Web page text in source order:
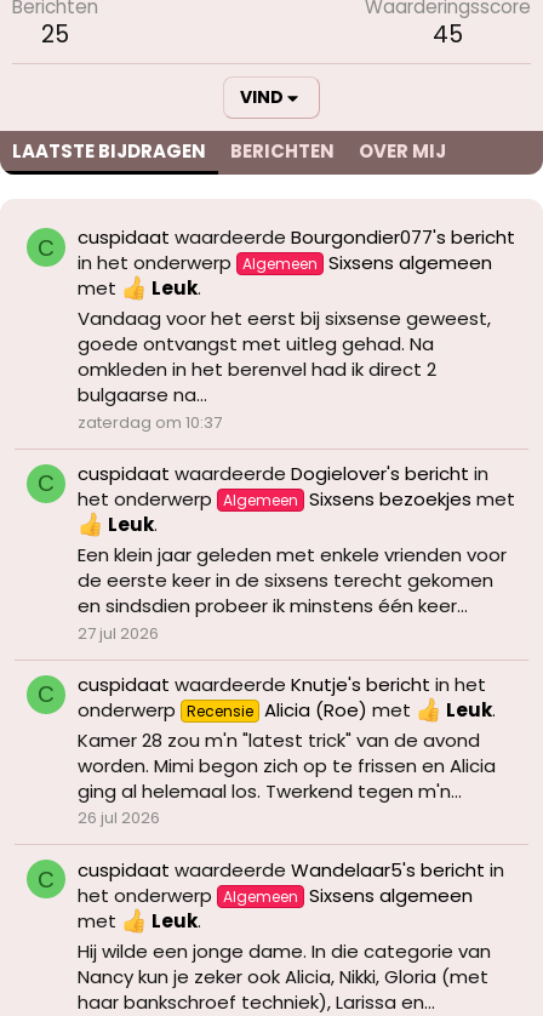
Berichten
25
Waarderingsscore
45
VIND
LAATSTE BIJDRAGEN BERICHTEN OVER MIJ
C cuspidaat waardeerde Bourgondier077's bericht
in het onderwerp Algemeen
Sixsens algemeen
met
Leuk.
Vandaag voor het eerst bij sixsense geweest,
goede ontvangst met uitleg gehad. Na
omkleden in het berenvel had ik direct 2
bulgaarse na...
zaterdag om 10:37
C cuspidaat waardeerde Dogielover's bericht in
het onderwerp Algemeen Sixsens bezoekjes met
Leuk.
Een klein jaar geleden met enkele vrienden voor
de eerste keer in de sixsens terecht gekomen
en sindsdien probeer ik minstens één keer...
27 jul 2026
C cuspidaat waardeerde Knutje's bericht in het
onderwerp Recensie Alicia (Roe) met Leuk.
Kamer 28 zou m'n "latest trick" van de avond
worden. Mimi begon zich op te frissen en Alicia
ging al helemaal los. Twerkend tegen m'n...
26 jul 2026
C cuspidaat waardeerde Wandelaar5's bericht in
het onderwerp Algemeen
Sixsens algemeen
met
Leuk.
Hij wilde een jonge dame. In die categorie van
Nancy kun je zeker ook Alicia, Nikki, Gloria (met
haar bankschroef techniek), Larissa en...